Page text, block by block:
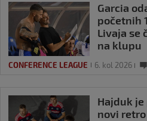
Garcia
početnih
Livaja se
na klupu
CONFERENCE LEAGUE 6. kol 2026
Hajduk
novi